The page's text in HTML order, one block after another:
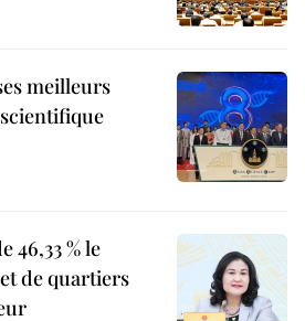
meilleurs
46,33 % le
de quartiers